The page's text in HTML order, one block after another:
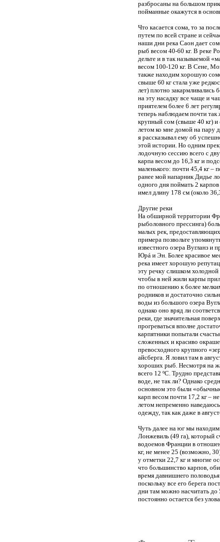
разбросаны на большом
пойманные окажутся в
Что касается сома, то за
путем по всей стране и
наши дни река Саон дает
рыб весом 40-60 кг. В реке
дельте и в так называемой
весом 100-120 кг. В Сене,
также находим хорошую
свыше 60 кг стала уже
лет) плотно
на эту насадку все чаще и
приятелем более 6 лет
теперь наблюдаем почти так
крупный сом (свыше 40 кг) и
летом ко мне домой на пару
я рассказывал ему об
этой истории. Но одним
лодочную сессию всего с
карпа весом до 16,3 кг и
маленького: почти 45,4 кг –
ранее мой напарник Дидье
одного дня поймать 2
имел длину 178 см (около
Другие реки
На обширной территории
рыболовного прессинга)
малых рек,
примера позвольте
известного озера Вугланз и
Юрá и Эн. Более красивое
река имеет хорошую
эту речку слишком
чтобы в ней жили карпы
по отношению к более
родников и достаточно
воды из большого озера
однако оно вряд ли
реки, где значительная
прогреваться вполне
карпятники попытали
сложенных и красиво
превосходного крупного
айсберга. Я ловил там в
хороших рыб. Несмотря на
всего 12 ºС. Трудно
воде, не так ли? Однако
основном это были
карп весом почти 17,2 кг –
летом непременно
одежду, так как даже в
Чуть далее на юг мы
Лонжевиль (49 га), который
водоемов Франции в
кг, не менее 25 (возможно,
у отметки 22,7 кг и многие
что большинство карпов,
время давнишнего
поскольку все его берега
дни там можно насчитать до
постоянно остается без